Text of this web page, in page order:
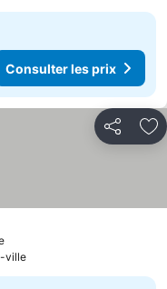
Consulter les prix
Partager
ville